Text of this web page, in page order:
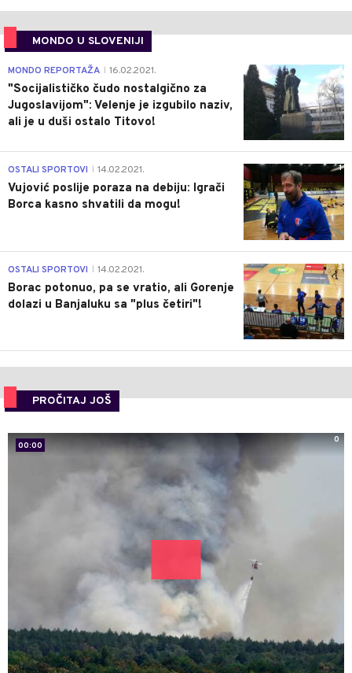
MONDO U SLOVENIJI
4
MONDO REPORTAŽA 16.02.2021.
"Socijalističko čudo nostalgično za
Jugoslavijom": Velenje je izgubilo naziv,
ali je u duši ostalo Titovo!
1
OSTALI SPORTOVI 14.02.2021.
Vujović poslije poraza na debiju: Igrači
Borca kasno shvatili da mogu!
3
OSTALI SPORTOVI 14.02.2021.
Borac potonuo, pa se vratio, ali Gorenje
dolazi u Banjaluku sa "plus četiri"!
PROČITAJ JOŠ
00:00
0